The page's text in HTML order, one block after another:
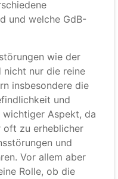
und welche GdB-
wie der
nur die reine
insbesondere die
und
Aspekt, da
oft zu erheblicher
und
Vor allem aber
Rolle, ob die